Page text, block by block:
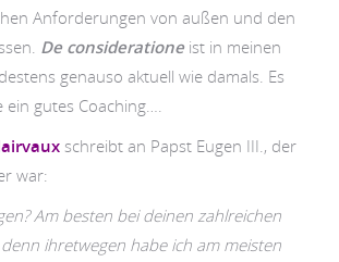
Anforderungen von außen und den
De consideratione ist in meinen
genauso aktuell wie damals. Es
ein gutes Coaching….
schreibt an Papst Eugen III., der
war:
Am besten bei deinen zahlreichen
ihretwegen habe ich am meisten